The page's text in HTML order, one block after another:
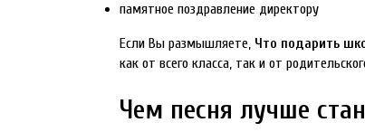
памятное поздравление директору
Если Вы размышляете, Что подарить
как от всего класса, так и от
Чем песня лучше